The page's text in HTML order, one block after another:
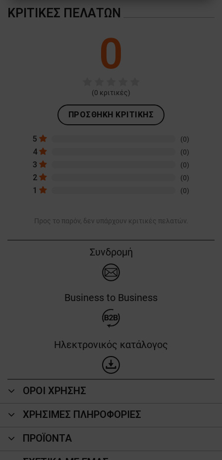
ΚΡΙΤΙΚΈΣ ΠΕΛΑΤΏΝ
0
(0 κριτικές)
ΠΡΟΣΘΉΚΗ ΚΡΙΤΙΚΉΣ
5 (0)
4 (0)
3 (0)
2 (0)
1 (0)
Προς το παρόν, δεν υπάρχουν κριτικές πελατών.
Συνδρομή
Business to Business
Ηλεκτρονικός κατάλογος
ΟΡΟΙ ΧΡΗΣΗΣ
ΧΡΗΣΙΜΕΣ ΠΛΗΡΟΦΟΡΙΕΣ
ΠΡΟΪΌΝΤΑ